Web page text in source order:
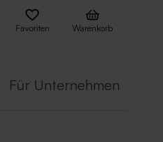
Favoriten Warenkorb
Für Unternehmen